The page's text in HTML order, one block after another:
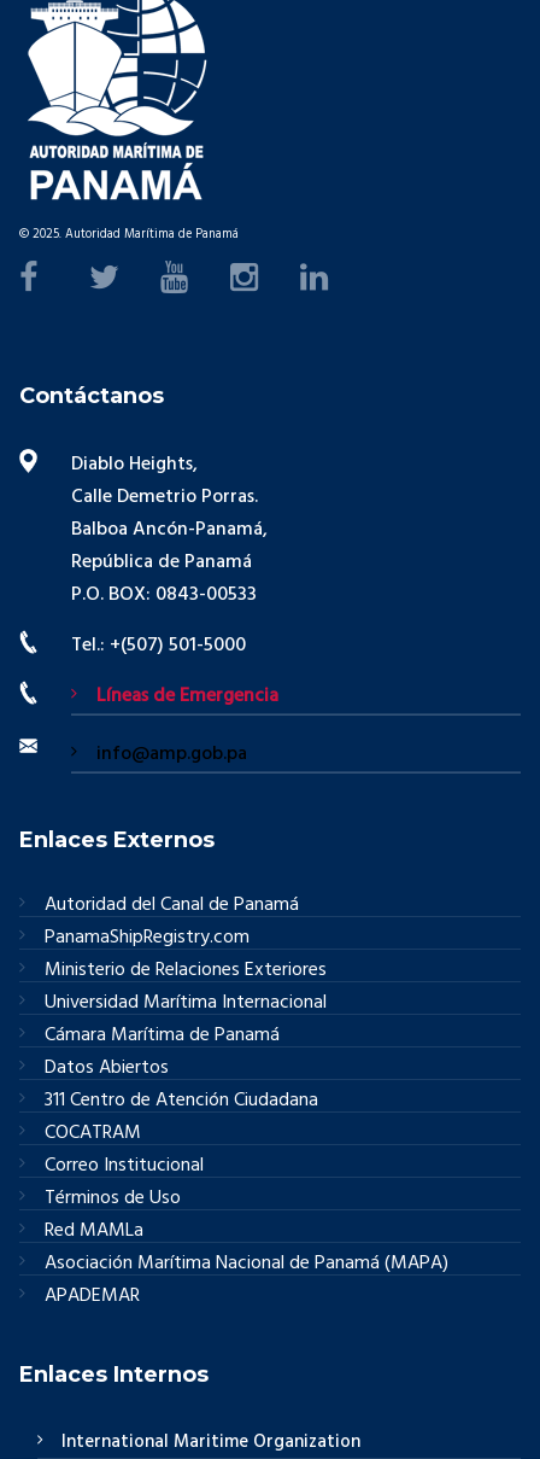
© 2025. Autoridad Marítima de Panamá
Contáctanos
Diablo Heights,
Calle Demetrio Porras.
Balboa Ancón-Panamá,
República de Panamá
P.O. BOX: 0843-00533
Tel.: +(507) 501-5000
Líneas de Emergencia
info@amp.gob.pa
Enlaces Externos
Autoridad del Canal de Panamá
PanamaShipRegistry.com
Ministerio de Relaciones Exteriores
Universidad Marítima Internacional
Cámara Marítima de Panamá
Datos Abiertos
311 Centro de Atención Ciudadana
COCATRAM
Correo Institucional
Términos de Uso
Red MAMLa
Asociación Marítima Nacional de Panamá (MAPA)
APADEMAR
Enlaces Internos
International Maritime Organization